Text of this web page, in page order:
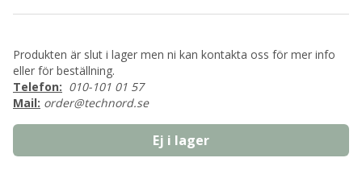
Produkten är slut i lager men ni kan kontakta oss för mer info
eller för beställning.
Telefon: 010-101 01 57
Mail: order@technord.se
Ej i lager